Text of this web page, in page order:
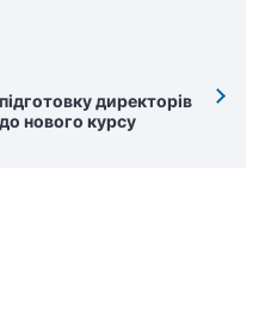
директорів
нового курсу